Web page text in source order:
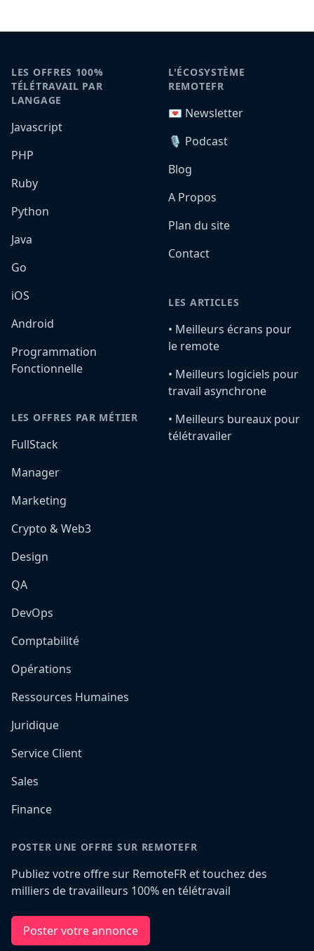
LES OFFRES 100%
TÉLÉTRAVAIL PAR
LANGAGE
Javascript
PHP
Ruby
Python
Java
Go
iOS
Android
Programmation
Fonctionnelle
LES OFFRES PAR MÉTIER
FullStack
Manager
Marketing
Crypto & Web3
Design
QA
DevOps
Comptabilité
Opérations
Ressources Humaines
Juridique
Service Client
Sales
Finance
L'ÉCOSYSTÈME
REMOTEFR
💌 Newsletter
🎙️ Podcast
Blog
A Propos
Plan du site
Contact
LES ARTICLES
•️ Meilleurs écrans pour
le remote
•️ Meilleurs logiciels pour
travail asynchrone
•️ Meilleurs bureaux pour
télétravailer
POSTER UNE OFFRE SUR REMOTEFR
Publiez votre offre sur RemoteFR et touchez des
milliers de travailleurs 100% en télétravail
Poster votre annonce